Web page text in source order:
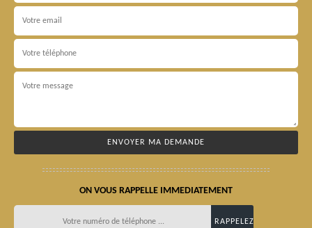
ON VOUS RAPPELLE IMMEDIATEMENT